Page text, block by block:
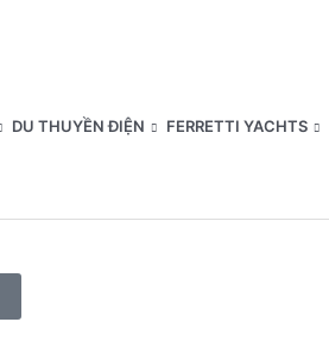
DU THUYỀN ĐIỆN FERRETTI YACHTS